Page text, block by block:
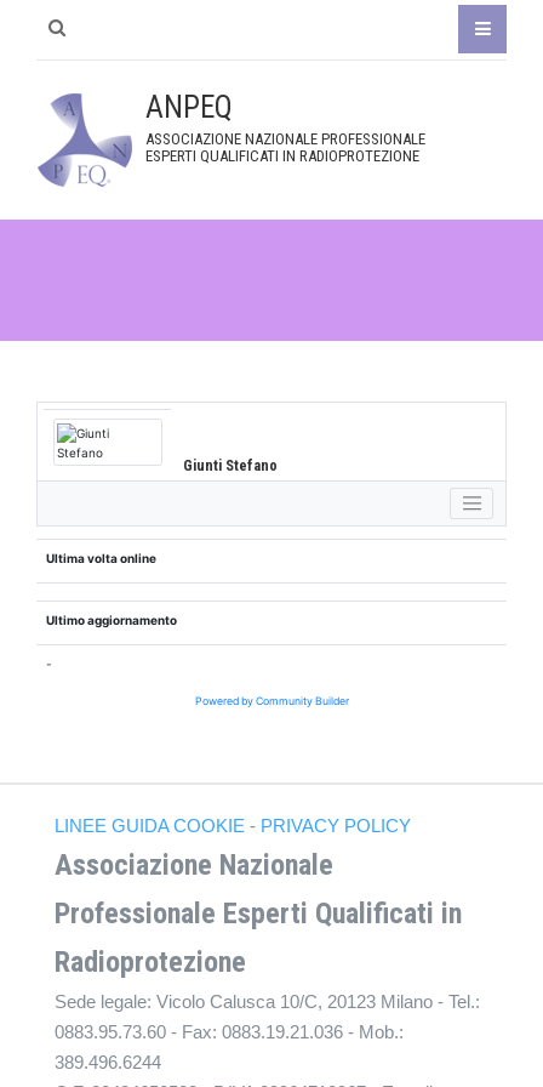
ANPEQ
ASSOCIAZIONE NAZIONALE PROFESSIONALE
ESPERTI QUALIFICATI IN RADIOPROTEZIONE
Giunti Stefano
Ultima volta online
Ultimo aggiornamento
-
Powered by Community Builder
LINEE GUIDA COOKIE - PRIVACY POLICY
Associazione Nazionale
Professionale Esperti Qualificati in
Radioprotezione
Sede legale: Vicolo Calusca 10/C, 20123 Milano - Tel.:
0883.95.73.60 - Fax: 0883.19.21.036 - Mob.:
389.496.6244